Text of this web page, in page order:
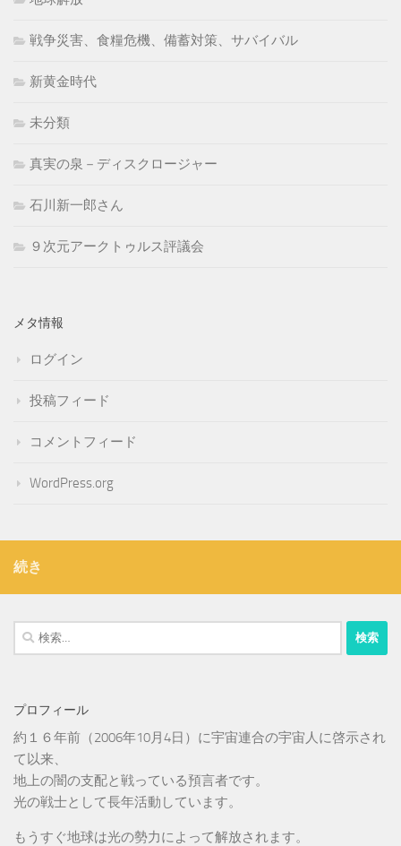
戦争災害、食糧危機、備蓄対策、サバイバル
新黄金時代
未分類
真実の泉－ディスクロージャー
石川新一郎さん
９次元アークトゥルス評議会
メタ情報
ログイン
投稿フィード
コメントフィード
WordPress.org
続き
検
索:
プロフィール
約１６年前（2006年10月4日）に宇宙連合の宇宙人に啓示され
て以来、
地上の闇の支配と戦っている預言者です。
光の戦士として長年活動しています。
もうすぐ地球は光の勢力によって解放されます。